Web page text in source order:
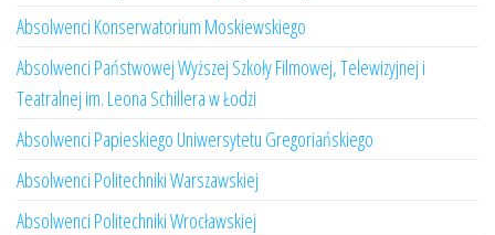
Absolwenci Konserwatorium Moskiewskiego
Absolwenci Państwowej Wyższej Szkoły Filmowej, Telewizyjnej i
Teatralnej im. Leona Schillera w Łodzi
Absolwenci Papieskiego Uniwersytetu Gregoriańskiego
Absolwenci Politechniki Warszawskiej
Absolwenci Politechniki Wrocławskiej